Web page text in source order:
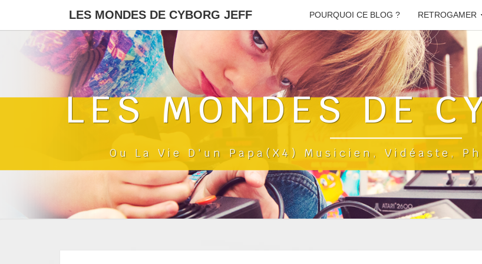
LES MONDES DE CYBORG JEFF POURQUOI CE BLOG ? RETROGAMER
LES MONDES DE
Ou La Vie D'un Papa(x4) Musicien, Vidéaste,